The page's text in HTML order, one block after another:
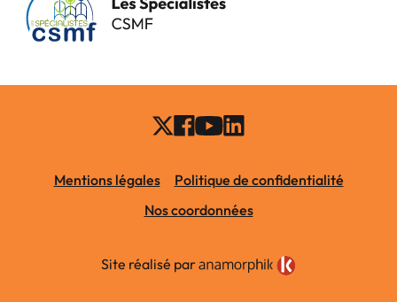
Mentions légales
Politique de confidentialité
Nos coordonnées
Site réalisé par